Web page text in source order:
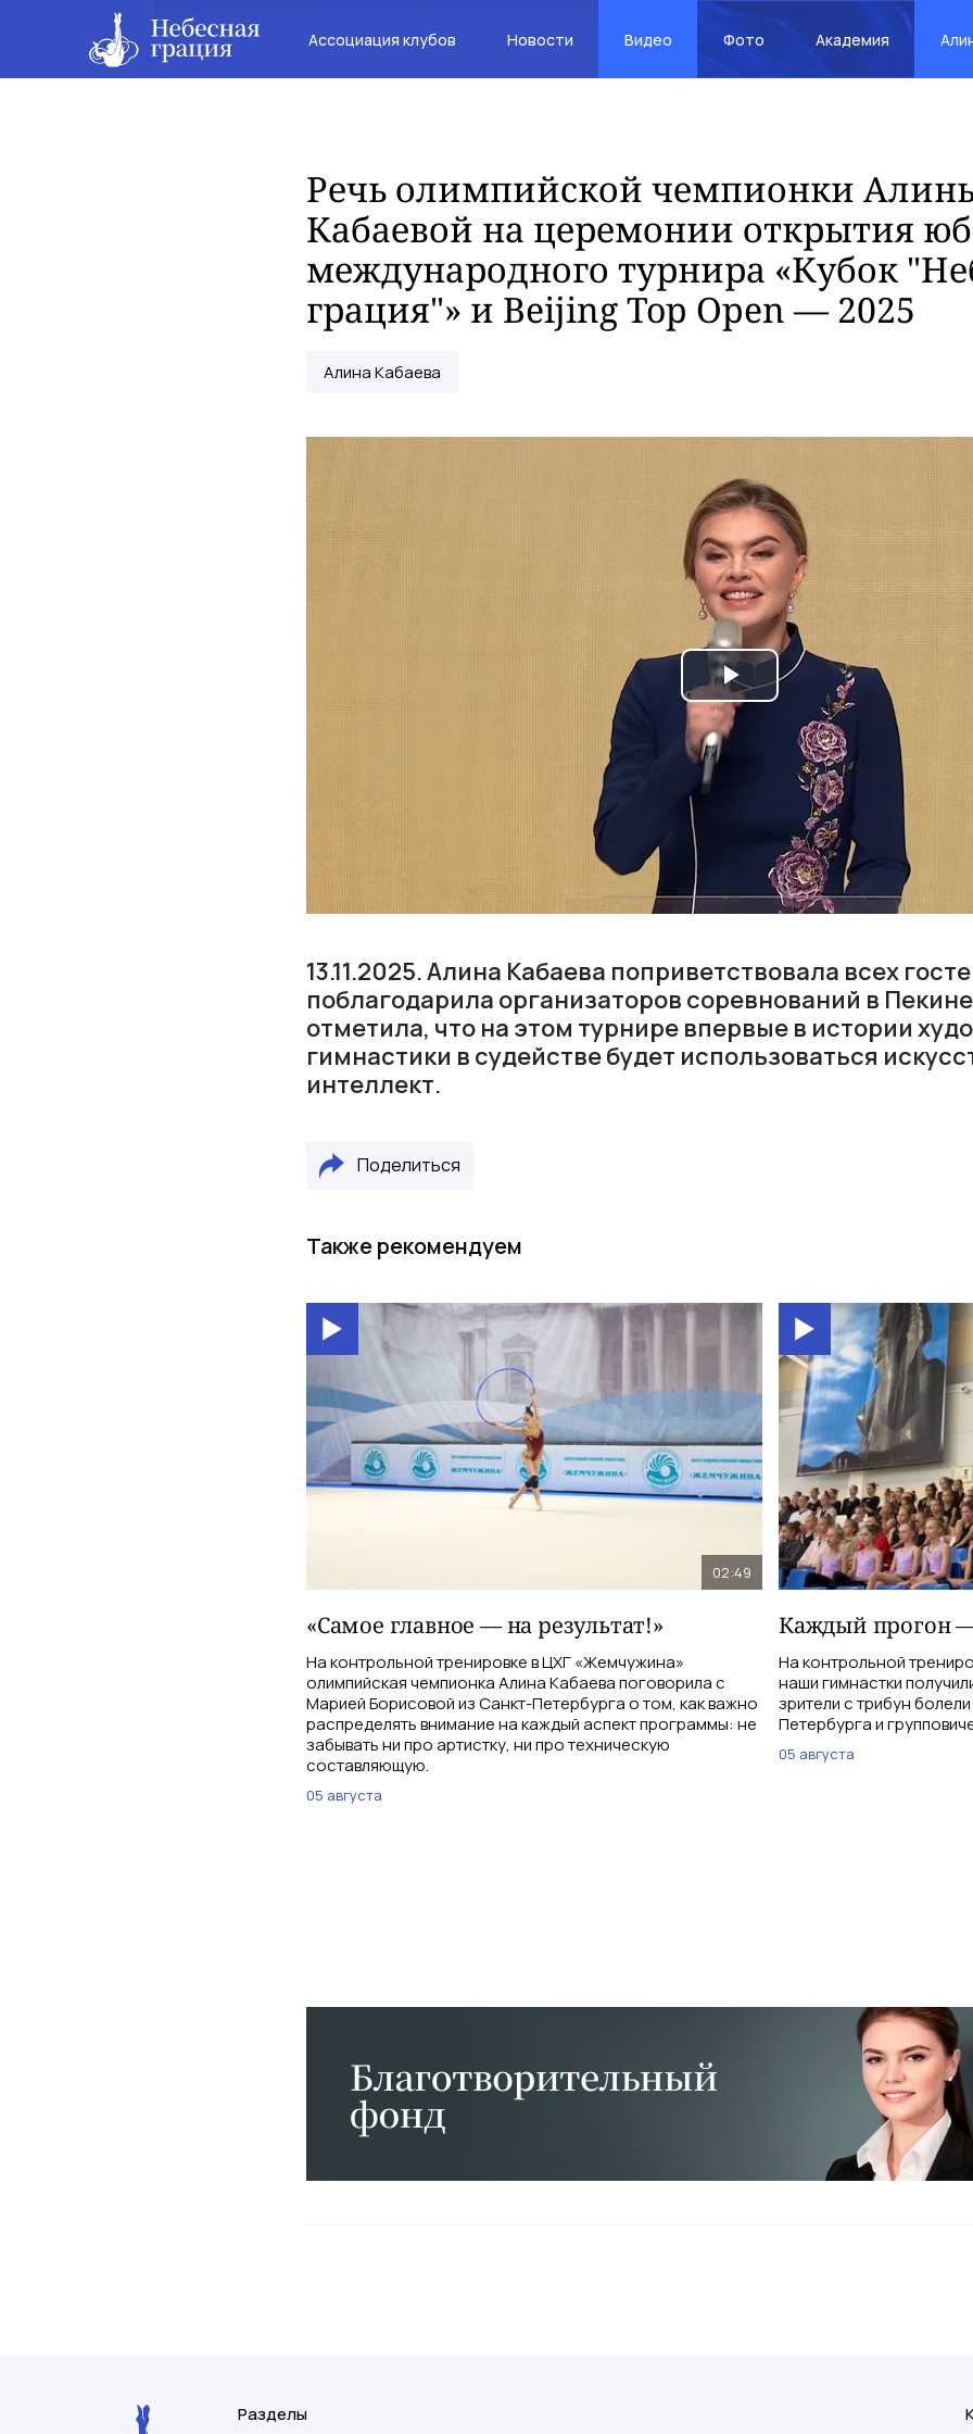
Ассоциация клубов Новости Видео Фото Академия
Речь олимпийской чемпионки
Кабаевой на церемонии открытия
международного турнира «Кубок
грация"» и Beijing Top Open — 2025
Алина Кабаева
Play
Video
13.11.2025. Алина Кабаева поприветствовала всех
поблагодарила организаторов соревнований в
отметила, что на этом турнире впервые в истории
гимнастики в судействе будет использоваться
интеллект.
Поделиться
Также рекомендуем
02:49
«Самое главное — на результат!»
На контрольной тренировке в ЦХГ «Жемчужина»
олимпийская чемпионка Алина Кабаева поговорила с
Марией Борисовой из Санкт-Петербурга о том, как важно
распределять внимание на каждый аспект программы: не
забывать ни про артистку, ни про техническую
составляющую.
05 августа
Каждый прогон
На контрольной
наши гимнастки
зрители с трибун
Петербурга и
05 августа
Разделы